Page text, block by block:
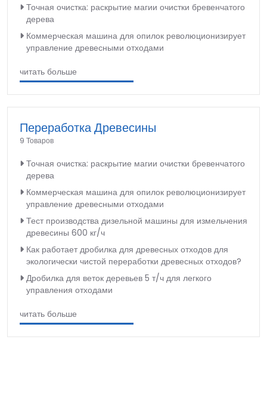
Точная очистка: раскрытие магии очистки бревенчатого
дерева
Коммерческая машина для опилок революционизирует
управление древесными отходами
читать больше
Переработка Древесины
9 Товаров
Точная очистка: раскрытие магии очистки бревенчатого
дерева
Коммерческая машина для опилок революционизирует
управление древесными отходами
Тест производства дизельной машины для измельчения
древесины 600 кг/ч
Как работает дробилка для древесных отходов для
экологически чистой переработки древесных отходов?
Дробилка для веток деревьев 5 т/ч для легкого
управления отходами
читать больше